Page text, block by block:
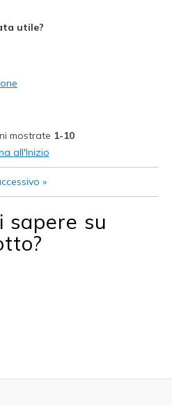
to width
to size
utile?
mostrate 1-10
all'Inizio
»
sapere su